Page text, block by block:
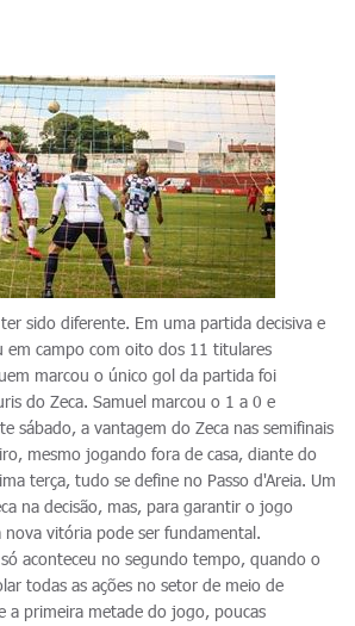
sido diferente. Em uma partida decisiva e
em campo com oito dos 11 titulares
marcou o único gol da partida foi
do Zeca. Samuel marcou o 1 a 0 e
sábado, a vantagem do Zeca nas semifinais
mesmo jogando fora de casa, diante do
terça, tudo se define no Passo d'Areia. Um
na decisão, mas, para garantir o jogo
nova vitória pode ser fundamental.
aconteceu no segundo tempo, quando o
todas as ações no setor de meio de
a primeira metade do jogo, poucas